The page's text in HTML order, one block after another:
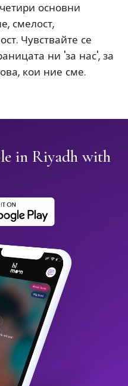
основни
смелост,
Чувствайте се
ни 'за нас', за
кои ние сме.
in Riyadh with